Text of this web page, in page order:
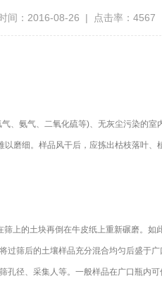
间：2016-08-26 | 点击率：4567
氨气、二氧化硫等)、无灰尘污染的
磨细。样品风干后，应拣出枯枝落叶
的土块再倒在牛皮纸上重新碾磨。
筛后的土壤样品充分混合均匀后盛于广
径、采集人等。一般样品在广口瓶内